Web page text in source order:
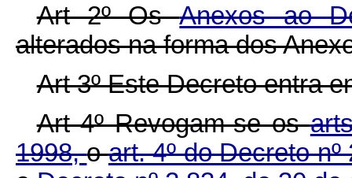
Art 2º OsAnexos ao
alterados na forma dos
Art 3º Este Decreto entra
Art 4º Revogam-se os
1998,oart. 4º do Decreto